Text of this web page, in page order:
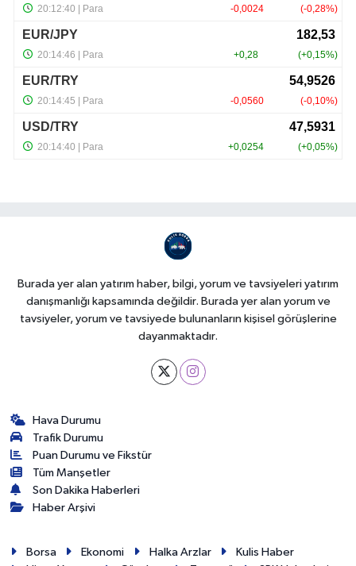
Burada yer alan yatırım haber, bilgi, yorum ve tavsiyeleri yatırım
danışmanlığı kapsamında değildir. Burada yer alan yorum ve
tavsiyeler, yorum ve tavsiyede bulunanların kişisel görüşlerine
dayanmaktadır.
Hava Durumu
Trafik Durumu
Puan Durumu ve Fikstür
Tüm Manşetler
Son Dakika Haberleri
Haber Arşivi
Borsa Ekonomi Halka Arzlar
Kulis Haber